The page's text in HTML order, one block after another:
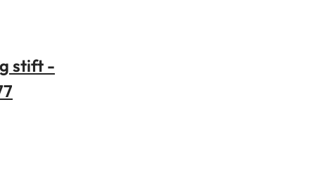
stift -